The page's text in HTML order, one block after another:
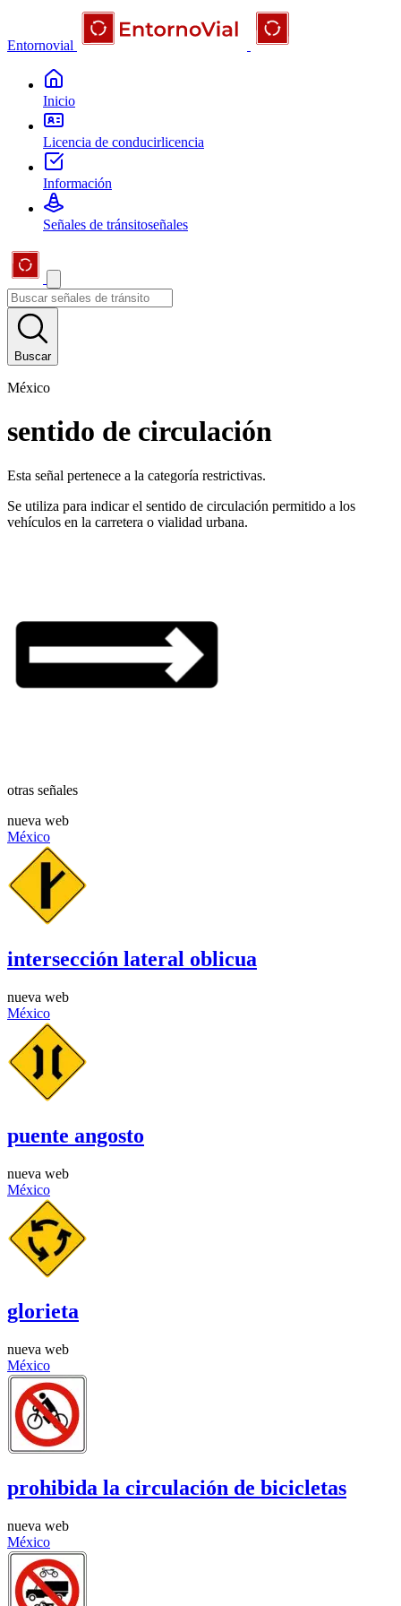
Entornovial
Inicio
Licencia de conducirlicencia
Información
Señales de tránsitoseñales
Buscar
México
sentido de circulación
Esta señal pertenece a la categoría restrictivas.
Se utiliza para indicar el sentido de circulación permitido a los
vehículos en la carretera o vialidad urbana.
otras señales
nueva web
México
intersección lateral oblicua
nueva web
México
puente angosto
nueva web
México
glorieta
nueva web
México
prohibida la circulación de bicicletas
nueva web
México